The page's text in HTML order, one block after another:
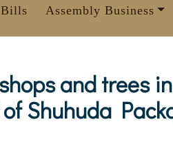
Bills Assembly Business
and trees
Shuhuda